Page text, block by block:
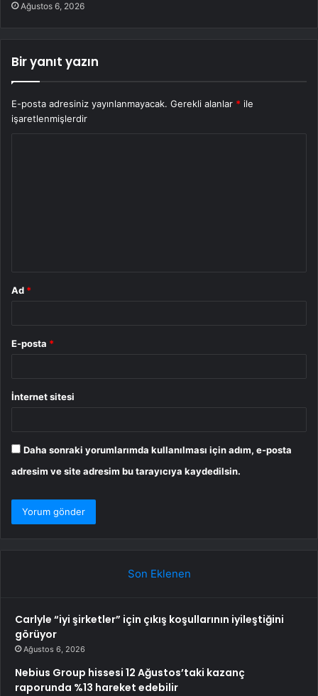
Ağustos 6, 2026
Bir yanıt yazın
E-posta adresiniz yayınlanmayacak. Gerekli alanlar * ile
işaretlenmişlerdir
Ad *
E-posta *
İnternet sitesi
Daha sonraki yorumlarımda kullanılması için adım, e-posta
adresim ve site adresim bu tarayıcıya kaydedilsin.
Son Eklenen
Carlyle “iyi şirketler” için çıkış koşullarının iyileştiğini
görüyor
Ağustos 6, 2026
Nebius Group hissesi 12 Ağustos’taki kazanç
raporunda %13 hareket edebilir